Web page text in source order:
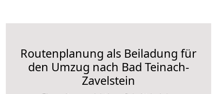
Routenplanung als Beiladung für
den Umzug nach Bad Teinach-
Zavelstein